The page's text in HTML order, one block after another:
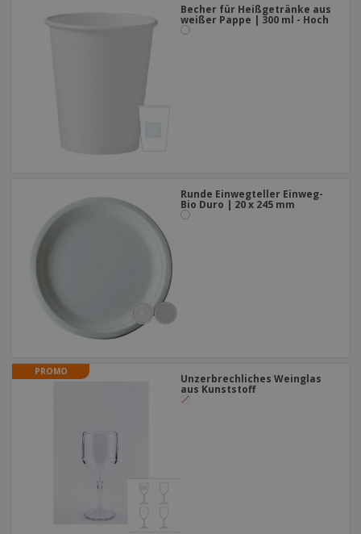
Becher für Heißgetränke aus
weißer Pappe | 300 ml - Hoch
Runde Einwegteller Einweg-
Bio Duro | 20 x 245 mm
PROMO
Unzerbrechliches Weinglas
aus Kunststoff